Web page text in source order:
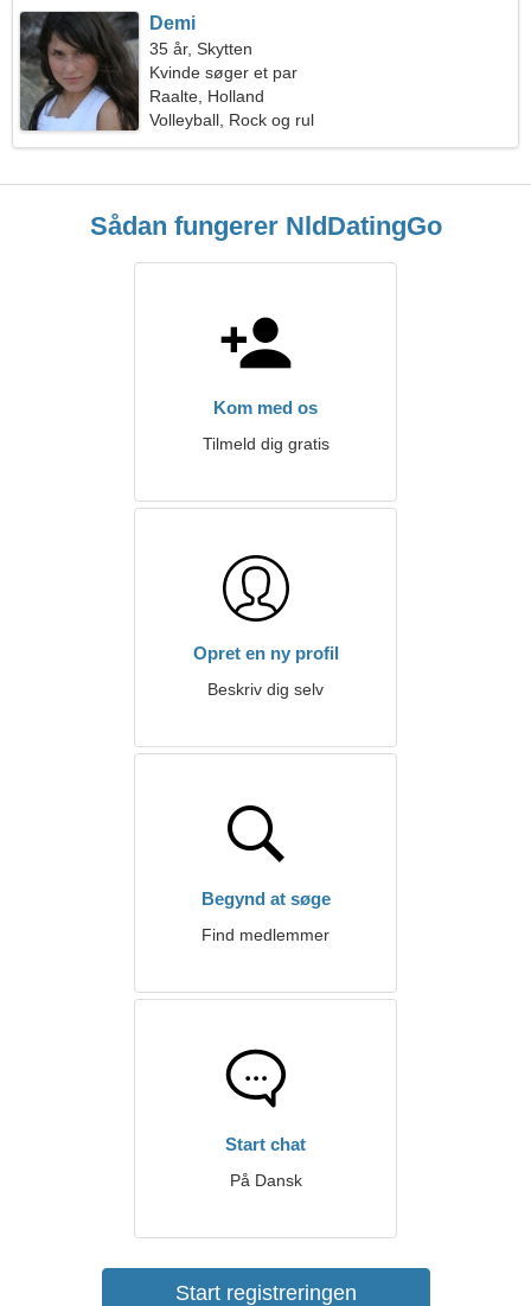
Demi
35 år, Skytten
Kvinde søger et par
Raalte, Holland
Volleyball, Rock og rul
Sådan fungerer NldDatingGo
Kom med os
Tilmeld dig gratis
Opret en ny profil
Beskriv dig selv
Begynd at søge
Find medlemmer
Start chat
På Dansk
Start registreringen